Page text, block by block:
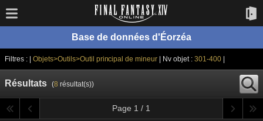
Base de données d'Éorzéa
Filtres : | Objets>Outils>Outil principal de mineur | Nv objet :301-400|
Résultats (8 résultat(s))
Page 1 / 1